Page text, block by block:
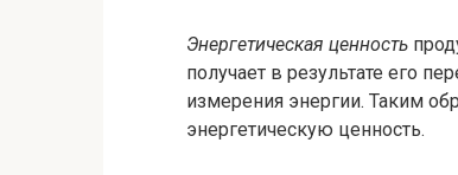
Энергетическая ценность
получает в результате его
измерения энергии. Таким
энергетическую ценность.